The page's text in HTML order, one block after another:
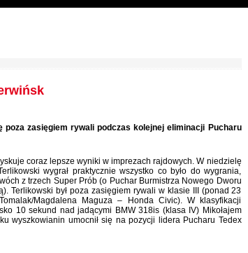
zasięgiem rywali podczas kolejnej eliminacji Pucharu
coraz lepsze wyniki w imprezach rajdowych. W niedzielę
wygrał praktycznie wszystko co było do wygrania,
z trzech Super Prób (o Puchar Burmistrza Nowego Dworu
Terlikowski był poza zasięgiem rywali w klasie III (ponad 23
Magdalena Maguza – Honda Civic). W klasyfikacji
10 sekund nad jadącymi BMW 318is (klasa IV) Mikołajem
wyszkowianin umocnił się na pozycji lidera Pucharu Tedex